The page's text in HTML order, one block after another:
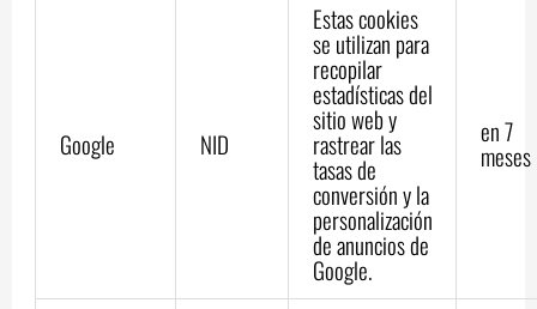
Google NID
Estas cookies
se utilizan para
recopilar
estadísticas del
sitio web y
rastrear las
tasas de
conversión y la
personalización
de anuncios de
Google.
en 7
meses